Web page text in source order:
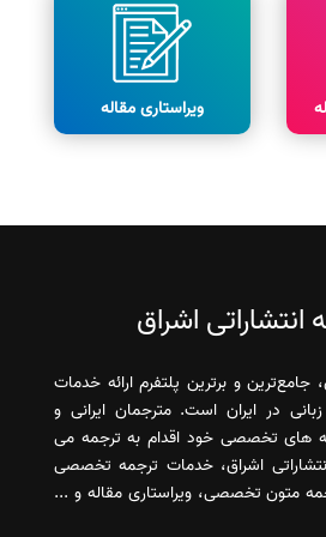
ویراستاری مقاله
اشراق
جامع‌ترین و برترین پلتفرم ارائه خدمات
در ایران است. مترجمان ایرانی و
های تخصصی خود اقدام به ترجمه می
اشراق، خدمات ترجمه تخصصی
متون تخصصی، ویراستاری مقاله و ...